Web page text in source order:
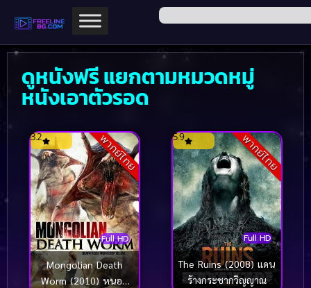
ดูหนังฟรี แยกตามหมวดหมู่
หนังเอาตัวรอด
พากย์ไทย
Full HD
3.2
Mongolian Death
Worm (2010) หนอน
พากย์ไทย
Full HD
5.9
The Ruins (2008) แดน
ร้างกระชากวิญญาณ